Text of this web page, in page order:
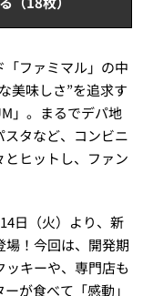
ファミマル」の中
美味しさ”を追求す
」。まるでデパ地
タなど、コンビニ
ヒットし、ファン
日（火）より、新
場！今回は、開発期
キーや、専門店も
が食べて「感動」